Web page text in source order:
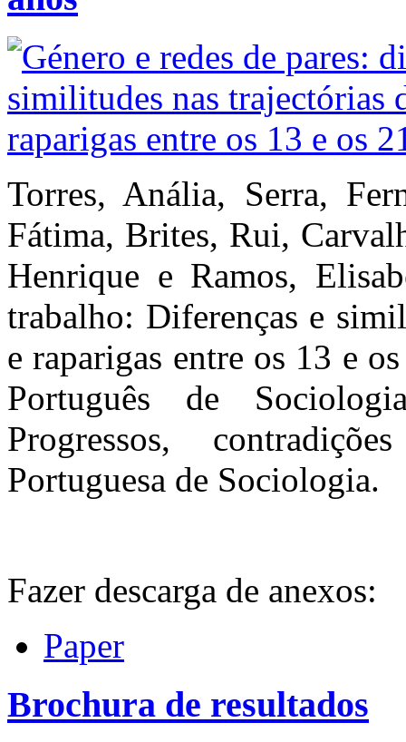
Torres, Anália, Serra,
Fátima, Brites, Rui,
Henrique e Ramos,
trabalho: Diferenças e
e raparigas entre os 13 e
Português de
Progressos,
Portuguesa de Sociologia.
Fazer descarga de anexos:
Paper
Brochura de resultados